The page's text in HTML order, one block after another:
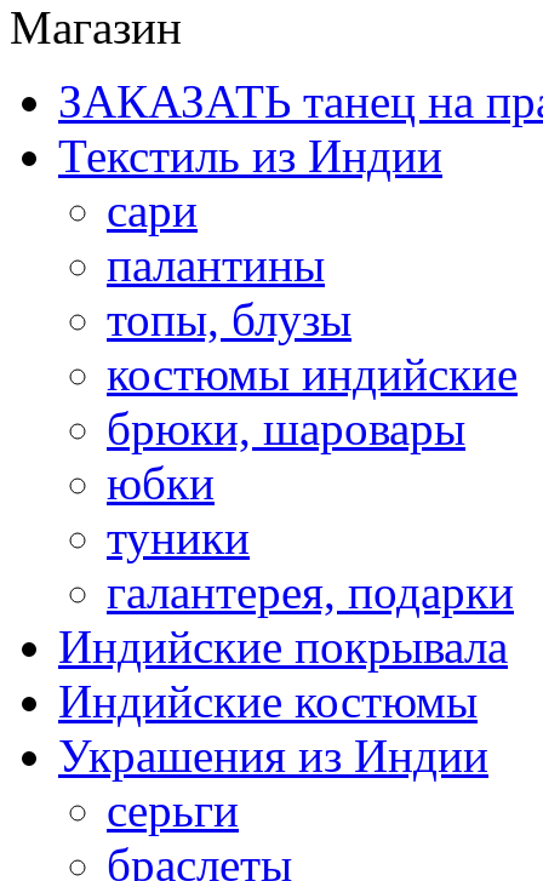
Магазин
ЗАКАЗАТЬ танец на
Текстиль из Индии
сари
палантины
топы, блузы
костюмы индийские
брюки, шаровары
юбки
туники
галантерея, подарки
Индийские покрывала
Индийские костюмы
Украшения из Индии
серьги
браслеты